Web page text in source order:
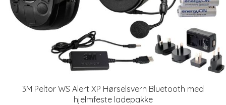
3M Peltor WS Alert XP Hørselsvern Bluetooth med
hjelmfeste ladepakke